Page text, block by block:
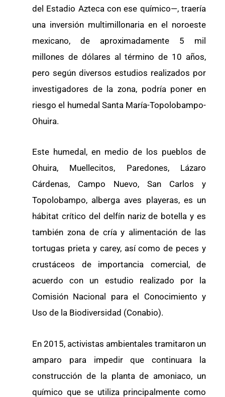
del Estadio Azteca con ese químico—, traería
una inversión multimillonaria en el noroeste
mexicano, de aproximadamente 5 mil
millones de dólares al término de 10 años,
pero según diversos estudios realizados por
investigadores de la zona, podría poner en
riesgo el humedal Santa María-Topolobampo-
Ohuira.
Este humedal, en medio de los pueblos de
Ohuira, Muellecitos, Paredones, Lázaro
Cárdenas, Campo Nuevo, San Carlos y
Topolobampo, alberga aves playeras, es un
hábitat crítico del delfín nariz de botella y es
también zona de cría y alimentación de las
tortugas prieta y carey, así como de peces y
crustáceos de importancia comercial, de
acuerdo con un estudio realizado por la
Comisión Nacional para el Conocimiento y
Uso de la Biodiversidad (Conabio).
En 2015, activistas ambientales tramitaron un
amparo para impedir que continuara la
construcción de la planta de amoniaco, un
químico que se utiliza principalmente como